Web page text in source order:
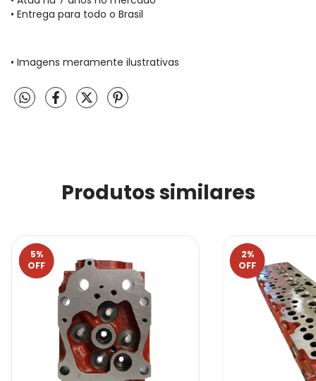
• Entrega para todo o Brasil
• Imagens meramente ilustrativas
Produtos similares
5%
OFF
2%
OFF